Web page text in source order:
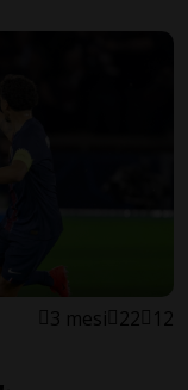
3 mesi 22 12